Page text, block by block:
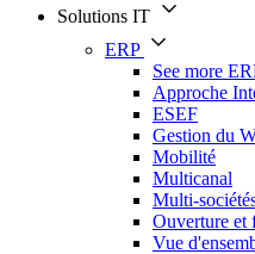
Solutions IT
ERP
See more
Approche
ESEF
Gestion du
Mobilité
Multicanal
Multi-
Ouverture et
Vue